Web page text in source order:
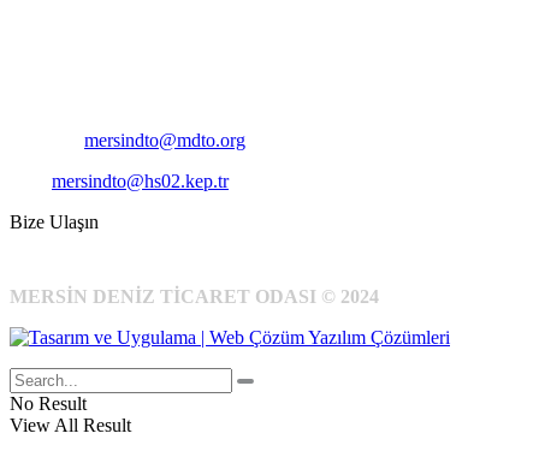
mersindto@mdto.org
mersindto@hs02.kep.tr
Bize Ulaşın
MERSİN DENİZ TİCARET ODASI © 2024
No Result
View All Result